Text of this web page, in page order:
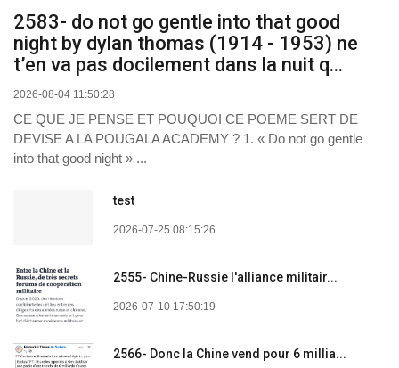
2583- do not go gentle into that good
night by dylan thomas (1914 - 1953) ne
t’en va pas docilement dans la nuit q...
2026-08-04 11:50:28
CE QUE JE PENSE ET POUQUOI CE POEME SERT DE
DEVISE A LA POUGALA ACADEMY ? 1. « Do not go gentle
into that good night » ...
test
2026-07-25 08:15:26
2555- Chine-Russie l'alliance militair...
2026-07-10 17:50:19
2566- Donc la Chine vend pour 6 millia...